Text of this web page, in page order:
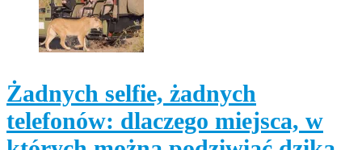
Żadnych selfie, żadnych
telefonów: dlaczego miejsca, w